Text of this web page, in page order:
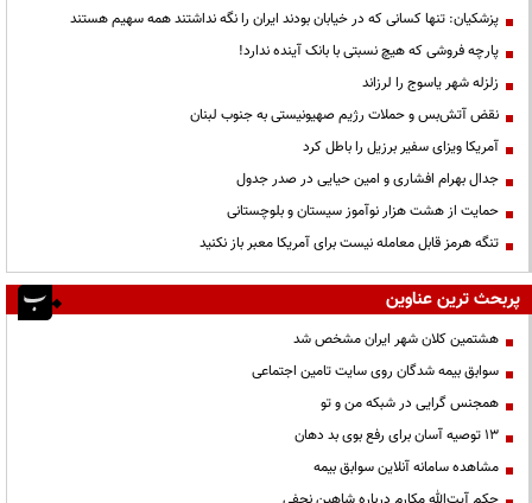
پزشکیان: تنها کسانی که در خیابان بودند ایران را نگه نداشتند همه سهیم هستند
پارچه فروشی که هیچ نسبتی با بانک آینده ندارد!
زلزله شهر یاسوج را لرزاند
نقض آتش‌بس و حملات رژیم صهیونیستی به جنوب لبنان
آمریکا ویزای سفیر برزیل را باطل کرد
جدال بهرام افشاری و امین حیایی در صدر جدول
حمایت از هشت هزار نوآموز سیستان و بلوچستانی
تنگه هرمز قابل معامله نیست برای آمریکا معبر باز نکنید
پربحث ترین عناوین
هشتمین کلان شهر ایران مشخص شد
سوابق بیمه شدگان روی سایت تامین اجتماعی
همجنس گرایی در شبکه من و تو
13 توصیه آسان برای رفع بوی بد دهان
مشاهده سامانه آنلاين سوابق بیمه